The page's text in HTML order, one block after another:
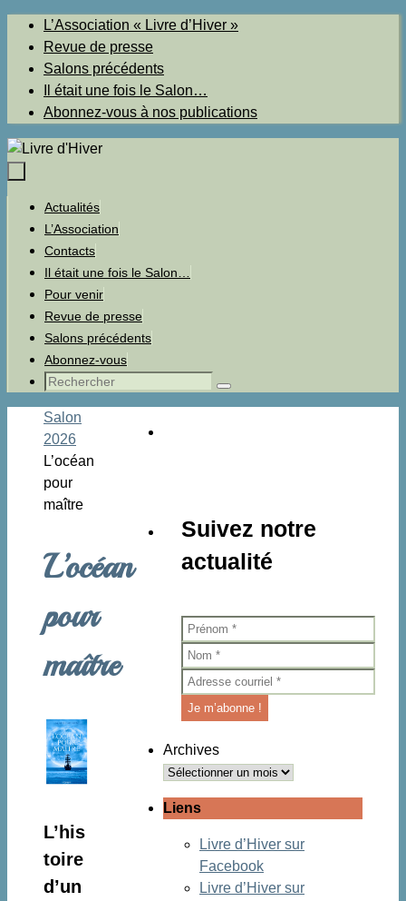
Passer
contenu
L’Association « Livre d’Hiver »
Revue de presse
Salons précédents
Il était une fois le Salon…
Abonnez-vous à nos publications
Passer
contenu
Actualités
L’Association
Contacts
Il était une fois le Salon…
Pour venir
Revue de presse
Salons précédents
Abonnez-vous
Recherche
:
Rechercher
Accueil
Salon
2026
L’océan
pour
maître
L’océan
pour
maître
L’his
toire
d’un
Suivez notre
actualité
Archives
Liens
Livre d’Hiver sur
Facebook
Livre d’Hiver sur